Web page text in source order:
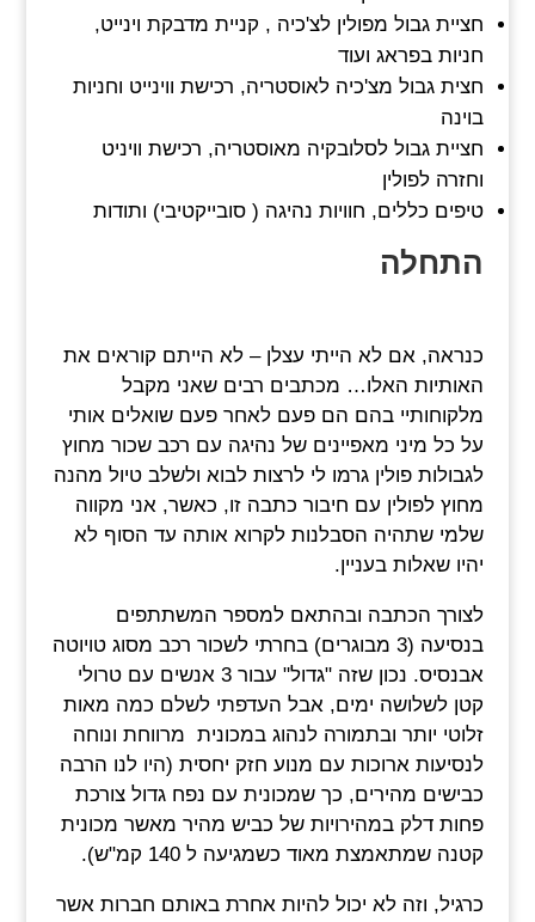
חציית גבול מפולין לצ'כיה , קניית מדבקת וינייט,
חניות בפראג ועוד
חצית גבול מצ'כיה לאוסטריה, רכישת ווינייט וחניות
בוינה
חציית גבול לסלובקיה מאוסטריה, רכישת וויניט
וחזרה לפולין
טיפים כללים, חוויות נהיגה ( סובייקטיבי) ותודות
התחלה
כנראה, אם לא הייתי עצלן – לא הייתם קוראים את
האותיות האלו… מכתבים רבים שאני מקבל
מלקוחותיי בהם הם פעם לאחר פעם שואלים אותי
על כל מיני מאפיינים של נהיגה עם רכב שכור מחוץ
לגבולות פולין גרמו לי לרצות לבוא ולשלב טיול מהנה
מחוץ לפולין עם חיבור כתבה זו, כאשר, אני מקווה
שלמי שתהיה הסבלנות לקרוא אותה עד הסוף לא
יהיו שאלות בעניין.
לצורך הכתבה ובהתאם למספר המשתתפים
בנסיעה (3 מבוגרים) בחרתי לשכור רכב מסוג טויוטה
אבנסיס. נכון שזה "גדול" עבור 3 אנשים עם טרולי
קטן לשלושה ימים, אבל העדפתי לשלם כמה מאות
זלוטי יותר ובתמורה לנהוג במכונית מרווחת ונוחה
לנסיעות ארוכות עם מנוע חזק יחסית (היו לנו הרבה
כבישים מהירים, כך שמכונית עם נפח גדול צורכת
פחות דלק במהירויות של כביש מהיר מאשר מכונית
קטנה שמתאמצת מאוד כשמגיעה ל 140 קמ"ש).
כרגיל, וזה לא יכול להיות אחרת באותם חברות אשר